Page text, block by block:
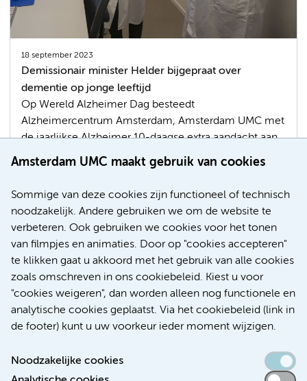
Amsterdam UMC maakt gebruik van cookies
Sommige van deze cookies zijn functioneel of technisch
noodzakelijk. Andere gebruiken we om de website te
verbeteren. Ook gebruiken we cookies voor het tonen
van filmpjes en animaties. Door op "cookies accepteren"
te klikken gaat u akkoord met het gebruik van alle cookies
zoals omschreven in ons cookiebeleid. Kiest u voor
"cookies weigeren", dan worden alleen nog functionele en
analytische cookies geplaatst. Via het cookiebeleid (link in
de footer) kunt u uw voorkeur ieder moment wijzigen.
Noodzakelijke cookies
18 september 2023
Demissionair minister Helder bijgepraat over
dementie op jonge leeftijd
Op Wereld Alzheimer Dag besteedt
Alzheimercentrum Amsterdam, Amsterdam UMC met
de jaarlijkse Alzheimer 10-daagse extra aandacht aan
zorg, wetenschappelijk onderzoek en onderwijs over
alzheimer en andere vormen van dementie.
Amsterdam UMC.
Alzheimer en dementie
Meer